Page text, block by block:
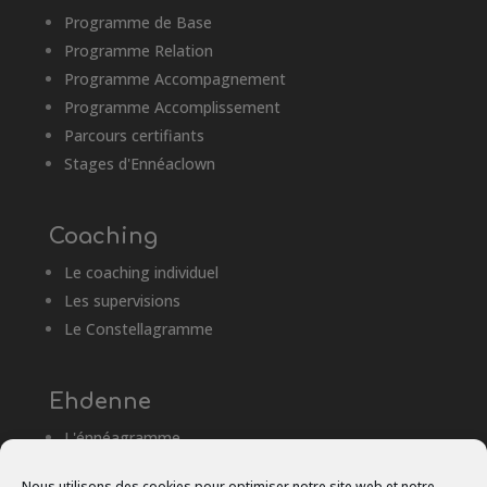
Programme de Base
Programme Relation
Programme Accompagnement
Programme Accomplissement
Parcours certifiants
Stages d'Ennéaclown
Coaching
Le coaching individuel
Les supervisions
Le Constellagramme
Ehdenne
L'énnéagramme